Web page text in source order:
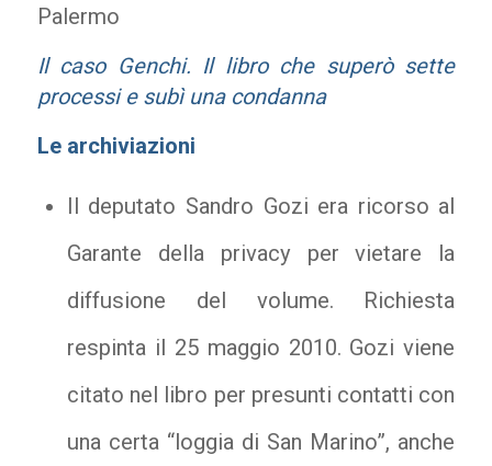
Palermo
Il caso Genchi. Il libro che superò sette
processi e subì una condanna
Le archiviazioni
Il deputato Sandro Gozi era ricorso al
Garante della privacy per vietare la
diffusione del volume. Richiesta
respinta il 25 maggio 2010. Gozi viene
citato nel libro per presunti contatti con
una certa “loggia di San Marino”, anche